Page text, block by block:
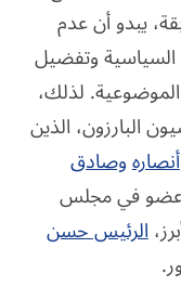
يبدو أن عدم
وتفضيل
لذلك،
البارزون، الذين
أنصارهوصادق
عضو في مجلس
الرئيس حسن